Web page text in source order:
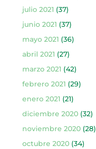
julio 2021 (37)
junio 2021 (37)
mayo 2021 (36)
abril 2021 (27)
marzo 2021 (42)
febrero 2021 (29)
enero 2021 (21)
diciembre 2020(32)
noviembre 2020(28)
octubre 2020(34)